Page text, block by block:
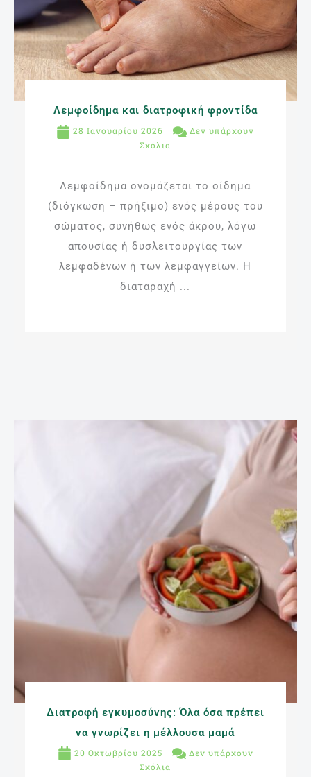
Λεμφοίδημα και διατροφική φροντίδα
28 Ιανουαρίου 2026
Δεν υπάρχουν
Σχόλια
Λεμφοίδημα ονομάζεται το οίδημα
(διόγκωση – πρήξιμο) ενός μέρους του
σώματος, συνήθως ενός άκρου, λόγω
απουσίας ή δυσλειτουργίας των
λεμφαδένων ή των λεμφαγγείων. Η
διαταραχή ...
Διατροφή εγκυμοσύνης: Όλα όσα πρέπει
να γνωρίζει η μέλλουσα μαμά
20 Οκτωβρίου 2025
Δεν υπάρχουν
Σχόλια